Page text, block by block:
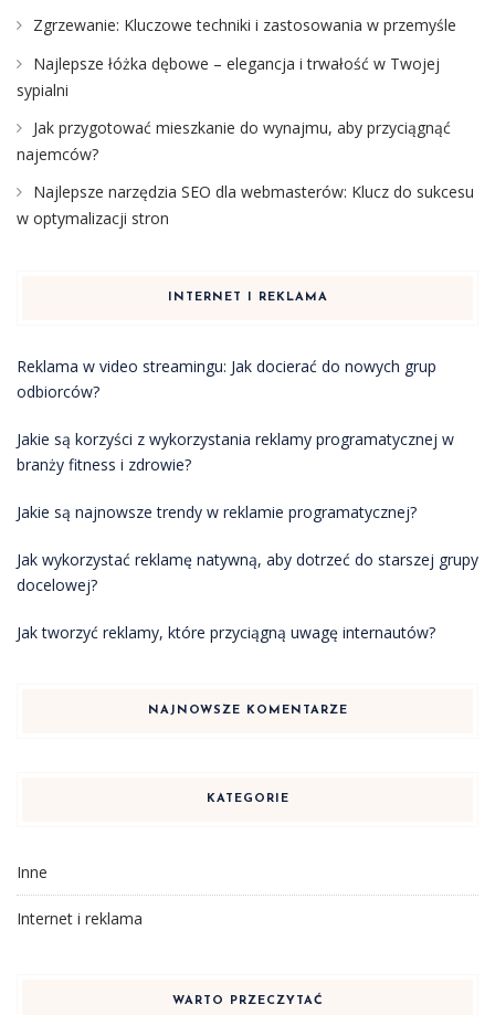
Zgrzewanie: Kluczowe techniki i zastosowania w przemyśle
Najlepsze łóżka dębowe – elegancja i trwałość w Twojej
sypialni
Jak przygotować mieszkanie do wynajmu, aby przyciągnąć
najemców?
Najlepsze narzędzia SEO dla webmasterów: Klucz do sukcesu
w optymalizacji stron
INTERNET I REKLAMA
Reklama w video streamingu: Jak docierać do nowych grup
odbiorców?
Jakie są korzyści z wykorzystania reklamy programatycznej w
branży fitness i zdrowie?
Jakie są najnowsze trendy w reklamie programatycznej?
Jak wykorzystać reklamę natywną, aby dotrzeć do starszej grupy
docelowej?
Jak tworzyć reklamy, które przyciągną uwagę internautów?
NAJNOWSZE KOMENTARZE
KATEGORIE
Inne
Internet i reklama
WARTO PRZECZYTAĆ